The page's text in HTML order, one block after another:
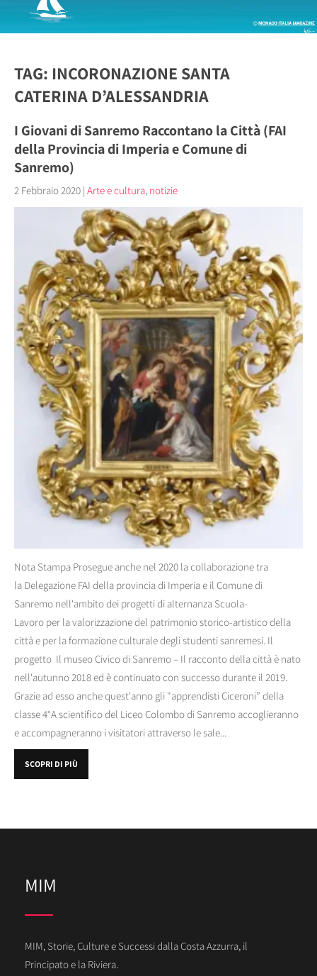
TAG: INCORONAZIONE SANTA
CATERINA D’ALESSANDRIA
I Giovani di Sanremo Raccontano la Città (FAI
della Provincia di Imperia e Comune di
Sanremo)
2 Febbraio 2020 | Arte e cultura, notizie
Nota Stampa Prosegue anche nel 2020 la collaborazione tra
la Delegazione FAI della provincia di Imperia e il Comune di
Sanremo nell'ambito dei progetti di alternanza Scuola-
Lavoro per la valorizzazione del patrimonio storico-artistico della
città e per la formazione culturale degli studenti sanremesi. Il
progetto Il museo Civico di Sanremo – Il racconto della città è nato
nell'autunno 2018 ed è continuato con successo durante il 2019.
Grazie ad esso anche quest'anno gli "apprendisti Ciceroni” della
classe 4°A scientifico del Liceo Colombo di Sanremo accoglieranno
e accompagneranno i visitatori attraverso le sale...
SCOPRI DI PIÙ
MIM
MIM, Storie, Culture e Successi dalla Costa Azzurra, il
Principato e la Riviera.